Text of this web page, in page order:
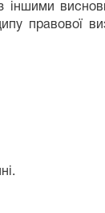
іншими
правової